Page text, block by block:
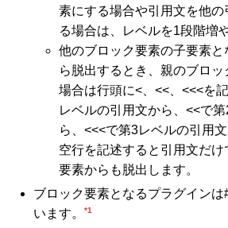
素にする場合や引用文を他
る場合は、レベルを1段階増
他のブロック要素の子要素
ら脱出するとき、親のブロ
場合は行頭に<、<<、<<<を
レベルの引用文から、<<で
ら、<<<で第3レベルの引用
空行を記述すると引用文だ
要素からも脱出します。
ブロック要素となるプラグインは
います。
*1